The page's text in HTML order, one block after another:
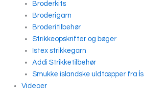
Broderkits
Broderigarn
Broderitilbehør
Strikkeopskrifter og bøger
Istex strikkegarn
Addi Strikketilbehør
Smukke islandske uldtæpper fra
Videoer